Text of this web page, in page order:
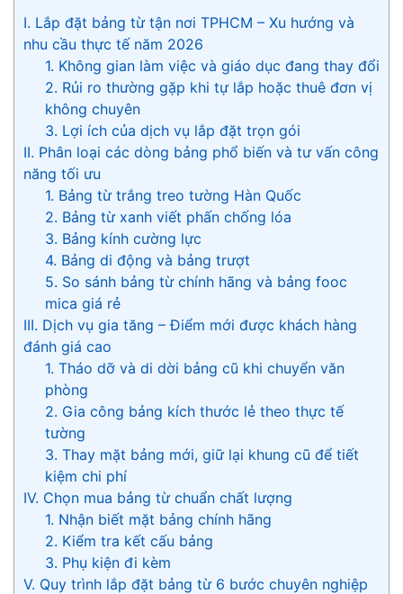
I. Lắp đặt bảng từ tận nơi TPHCM – Xu hướng và
nhu cầu thực tế năm 2026
1. Không gian làm việc và giáo dục đang thay đổi
2. Rủi ro thường gặp khi tự lắp hoặc thuê đơn vị
không chuyên
3. Lợi ích của dịch vụ lắp đặt trọn gói
II. Phân loại các dòng bảng phổ biến và tư vấn công
năng tối ưu
1. Bảng từ trắng treo tường Hàn Quốc
2. Bảng từ xanh viết phấn chống lóa
3. Bảng kính cường lực
4. Bảng di động và bảng trượt
5. So sánh bảng từ chính hãng và bảng fooc
mica giá rẻ
III. Dịch vụ gia tăng – Điểm mới được khách hàng
đánh giá cao
1. Tháo dỡ và di dời bảng cũ khi chuyển văn
phòng
2. Gia công bảng kích thước lẻ theo thực tế
tường
3. Thay mặt bảng mới, giữ lại khung cũ để tiết
kiệm chi phí
IV. Chọn mua bảng từ chuẩn chất lượng
1. Nhận biết mặt bảng chính hãng
2. Kiểm tra kết cấu bảng
3. Phụ kiện đi kèm
V. Quy trình lắp đặt bảng từ 6 bước chuyên nghiệp